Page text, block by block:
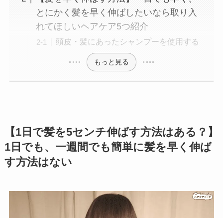
とにかく髪を早く伸ばしたいなら取り入
れてほしいヘアケア5つ紹介
頭皮・髪にあったシャンプーを使用する
もっと見る
【1日で髪を5センチ伸ばす方法はある？】
1日でも、一週間でも簡単に髪を早く伸ば
す方法はない